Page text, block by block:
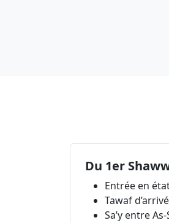
Du 1er
Entrée en
Tawaf
Sa’y entre